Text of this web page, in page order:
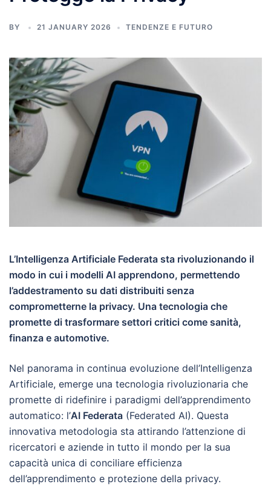
BY 21 JANUARY 2026 TENDENZE E FUTURO
L’Intelligenza Artificiale Federata sta rivoluzionando il
modo in cui i modelli AI apprendono, permettendo
l’addestramento su dati distribuiti senza
comprometterne la privacy. Una tecnologia che
promette di trasformare settori critici come sanità,
finanza e automotive.
Nel panorama in continua evoluzione dell’Intelligenza
Artificiale, emerge una tecnologia rivoluzionaria che
promette di ridefinire i paradigmi dell’apprendimento
automatico: l’AI Federata (Federated AI). Questa
innovativa metodologia sta attirando l’attenzione di
ricercatori e aziende in tutto il mondo per la sua
capacità unica di conciliare efficienza
dell’apprendimento e protezione della privacy.